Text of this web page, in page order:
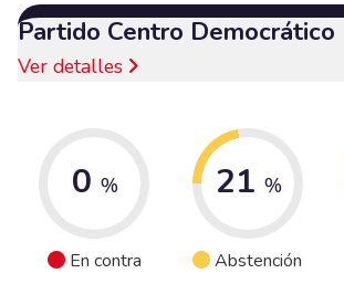
Partido Centro Democrático
Ver detalles
0 %
En contra
21 %
Abstención